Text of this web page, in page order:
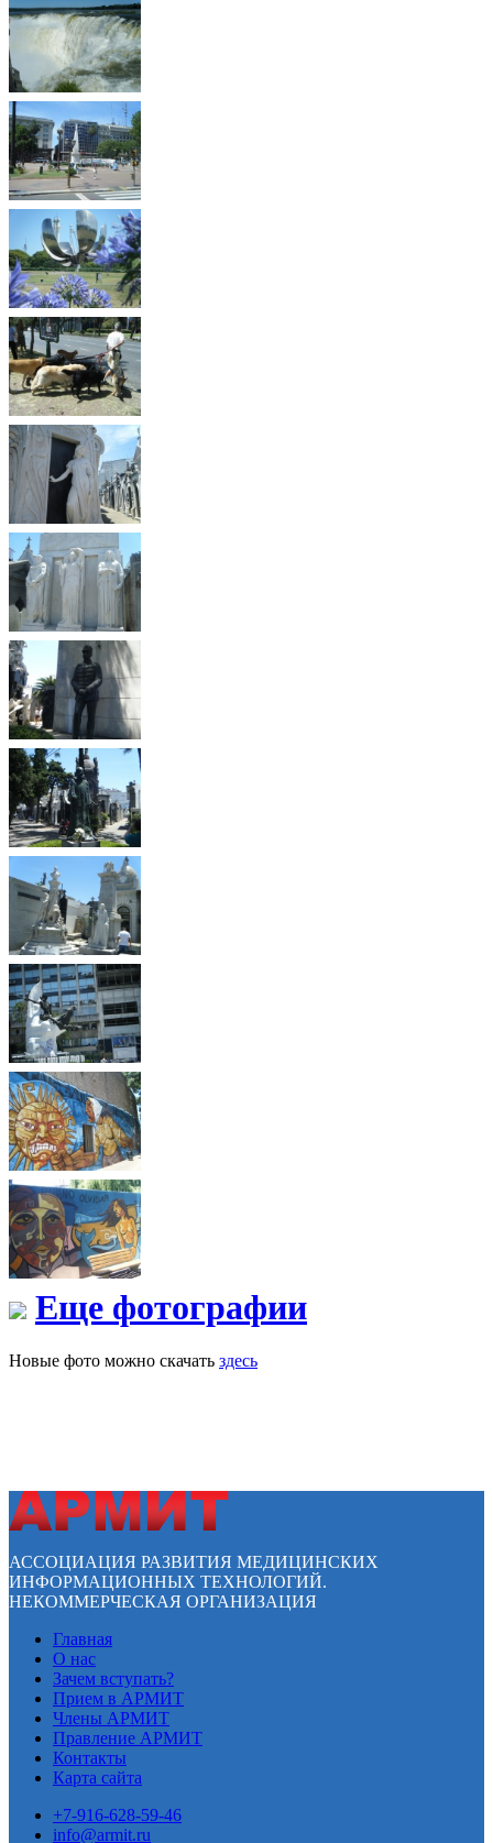
Еще фотографии
Новые фото можно скачать здесь
АССОЦИАЦИЯ РАЗВИТИЯ МЕДИЦИНСКИХ
ИНФОРМАЦИОННЫХ ТЕХНОЛОГИЙ.
НЕКОММЕРЧЕСКАЯ ОРГАНИЗАЦИЯ
Главная
О нас
Зачем вступать?
Прием в АРМИТ
Члены АРМИТ
Правление АРМИТ
Контакты
Карта сайта
+7-916-628-59-46
info@armit.ru